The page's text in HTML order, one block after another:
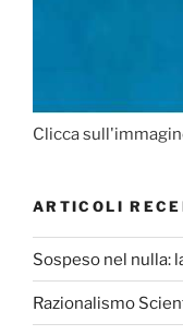
Clicca
ARTICOLI
Sospeso nel nulla:
Razionalismo